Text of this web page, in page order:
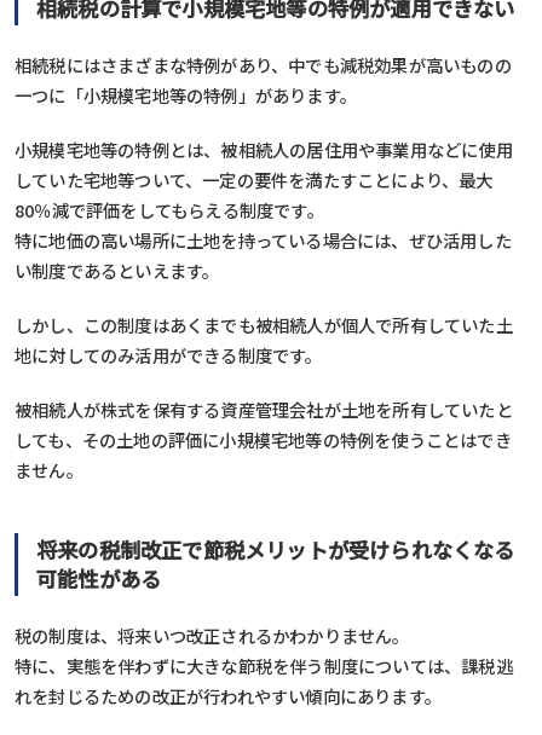
相続税の計算で小規模宅地等の特例が適用できない
相続税にはさまざまな特例があり、中でも減税効果が高いものの
一つに「小規模宅地等の特例」があります。
小規模宅地等の特例とは、被相続人の居住用や事業用などに使用
していた宅地等ついて、一定の要件を満たすことにより、最大
80％減で評価をしてもらえる制度です。
特に地価の高い場所に土地を持っている場合には、ぜひ活用した
い制度であるといえます。
しかし、この制度はあくまでも被相続人が個人で所有していた土
地に対してのみ活用ができる制度です。
被相続人が株式を保有する資産管理会社が土地を所有していたと
しても、その土地の評価に小規模宅地等の特例を使うことはでき
ません。
将来の税制改正で節税メリットが受けられなくなる
可能性がある
税の制度は、将来いつ改正されるかわかりません。
特に、実態を伴わずに大きな節税を伴う制度については、課税逃
れを封じるための改正が行われやすい傾向にあります。